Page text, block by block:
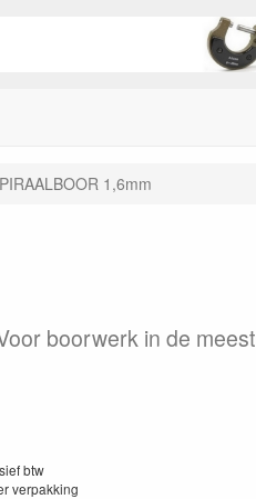
1,6mm
boorwerk in de meest
btw
verpakking